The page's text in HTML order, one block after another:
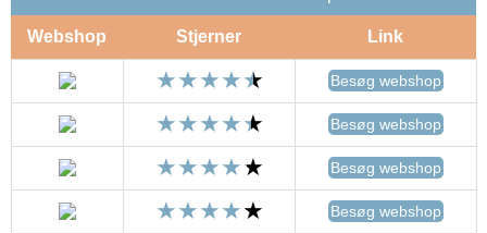
Webshop Stjerner Link
Besøg webshop
Besøg webshop
Besøg webshop
Besøg webshop